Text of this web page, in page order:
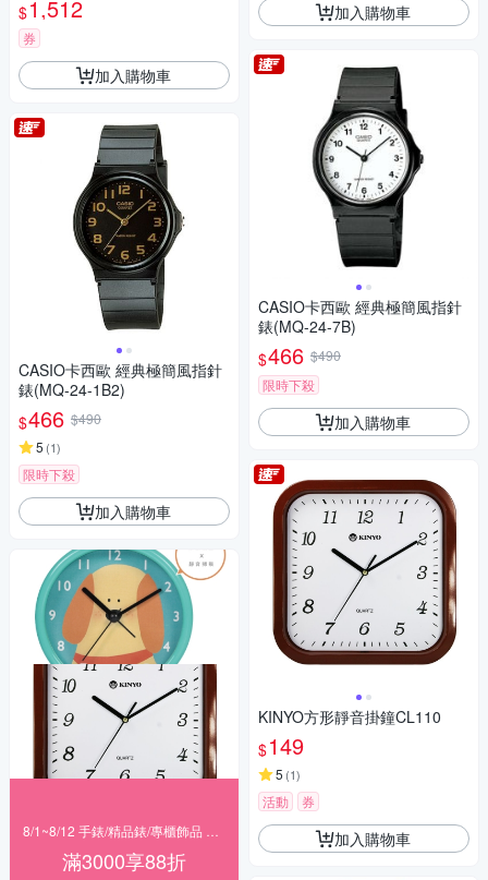
$1,512
券
加入購物車
CASIO卡西歐 經典極簡風指針
錶(MQ-24-1B2)
$466 $490
5 (1)
限時下殺
加入購物車
滿3000享88折
加入購物車
CASIO卡西歐 經典極簡風指針
錶(MQ-24-7B)
$466 $490
限時下殺
加入購物車
KINYO方形靜音掛鐘CL110
$149
5 (1)
活動 券
加入購物車